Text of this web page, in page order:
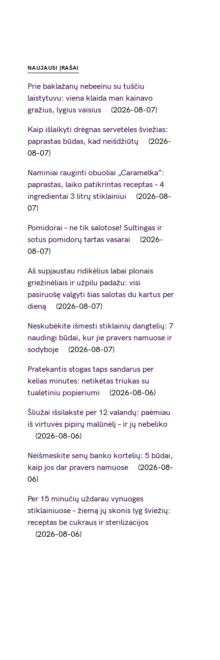
NAUJAUSI ĮRAŠAI
Prie baklažanų nebeeinu su tuščiu
laistytuvu: viena klaida man kainavo
gražius, lygius vaisius
2026-08-07
Kaip išlaikyti drėgnas servetėles šviežias:
paprastas būdas, kad neišdžiūtų
2026-
08-07
Naminiai rauginti obuoliai „Caramelka”:
paprastas, laiko patikrintas receptas – 4
ingredientai 3 litrų stiklainiui
2026-08-
07
Pomidorai – ne tik salotose! Sultingas ir
sotus pomidorų tartas vasarai
2026-
08-07
Aš supjaustau ridikėlius labai plonais
griežinėliais ir užpilu padažu: visi
pasiruošę valgyti šias salotas du kartus per
dieną
2026-08-07
Neskubėkite išmesti stiklainių dangtelių: 7
naudingi būdai, kur jie pravers namuose ir
sodyboje
2026-08-07
Pratekantis stogas taps sandarus per
kelias minutes: netikėtas triukas su
tualetiniu popieriumi
2026-08-06
Šliužai išsilakstė per 12 valandų: paėmiau
iš virtuvės pipirų malūnėlį – ir jų nebeliko
2026-08-06
Neišmeskite senų banko kortelių: 5 būdai,
kaip jos dar pravers namuose
2026-08-
06
Per 15 minučių uždarau vynuoges
stiklainiuose – žiemą jų skonis lyg šviežių:
receptas be cukraus ir sterilizacijos
2026-08-06